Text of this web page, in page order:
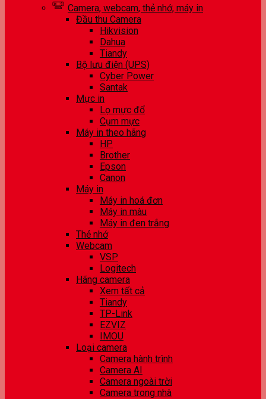
Camera, webcam, thẻ nhớ, máy in
Đầu thu Camera
Hikvision
Dahua
Tiandy
Bộ lưu điện (UPS)
Cyber Power
Santak
Mực in
Lọ mực đổ
Cụm mực
Máy in theo hãng
HP
Brother
Epson
Canon
Máy in
Máy in hoá đơn
Máy in màu
Máy in đen trắng
Thẻ nhớ
Webcam
VSP
Logitech
Hãng camera
Xem tất cả
Tiandy
TP-Link
EZVIZ
IMOU
Loại camera
Camera hành trình
Camera AI
Camera ngoài trời
Camera trong nhà